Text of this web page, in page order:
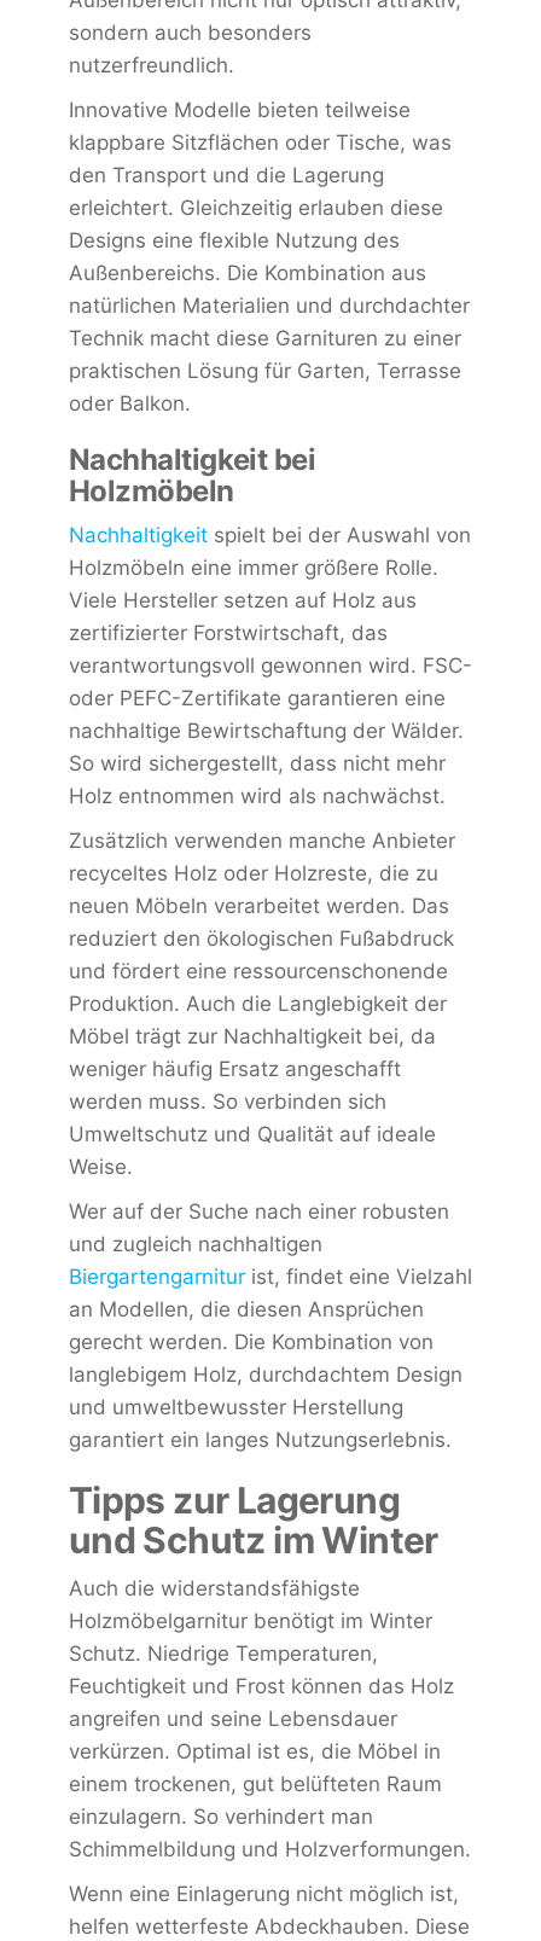
sondern auch besonders
nutzerfreundlich.
Innovative Modelle bieten teilweise
klappbare Sitzflächen oder Tische, was
den Transport und die Lagerung
erleichtert. Gleichzeitig erlauben diese
Designs eine flexible Nutzung des
Außenbereichs. Die Kombination aus
natürlichen Materialien und durchdachter
Technik macht diese Garnituren zu einer
praktischen Lösung für Garten, Terrasse
oder Balkon.
Nachhaltigkeit bei
Holzmöbeln
Nachhaltigkeitspielt bei der Auswahl von
Holzmöbeln eine immer größere Rolle.
Viele Hersteller setzen auf Holz aus
zertifizierter Forstwirtschaft, das
verantwortungsvoll gewonnen wird. FSC-
oder PEFC-Zertifikate garantieren eine
nachhaltige Bewirtschaftung der Wälder.
So wird sichergestellt, dass nicht mehr
Holz entnommen wird als nachwächst.
Zusätzlich verwenden manche Anbieter
recyceltes Holz oder Holzreste, die zu
neuen Möbeln verarbeitet werden. Das
reduziert den ökologischen Fußabdruck
und fördert eine ressourcenschonende
Produktion. Auch die Langlebigkeit der
Möbel trägt zur Nachhaltigkeit bei, da
weniger häufig Ersatz angeschafft
werden muss. So verbinden sich
Umweltschutz und Qualität auf ideale
Weise.
Wer auf der Suche nach einer robusten
und zugleich nachhaltigen
Biergartengarniturist, findet eine Vielzahl
an Modellen, die diesen Ansprüchen
gerecht werden. Die Kombination von
langlebigem Holz, durchdachtem Design
und umweltbewusster Herstellung
garantiert ein langes Nutzungserlebnis.
Tipps zur Lagerung
und Schutz im Winter
Auch die widerstandsfähigste
Holzmöbelgarnitur benötigt im Winter
Schutz. Niedrige Temperaturen,
Feuchtigkeit und Frost können das Holz
angreifen und seine Lebensdauer
verkürzen. Optimal ist es, die Möbel in
einem trockenen, gut belüfteten Raum
einzulagern. So verhindert man
Schimmelbildung und Holzverformungen.
Wenn eine Einlagerung nicht möglich ist,
helfen wetterfeste Abdeckhauben. Diese